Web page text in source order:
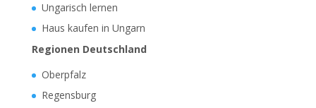
Ungarisch lernen
Haus kaufen in Ungarn
Regionen Deutschland
Oberpfalz
Regensburg